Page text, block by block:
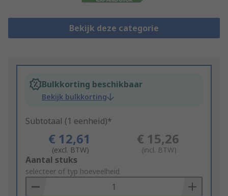
Bekijk deze categorie
Bulkkorting beschikbaar
Bekijk bulkkorting
Subtotaal (1 eenheid)*
€ 12,61
(excl. BTW)
€ 15,26
(incl. BTW)
Add
to
Basket
Aantal stuks
selecteer of typ hoeveelheid